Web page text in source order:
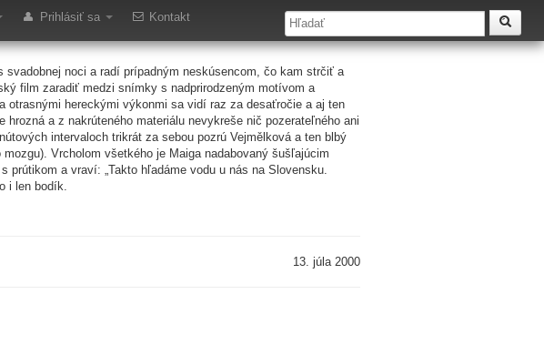
Prihlásiť sa Kontakt
noci a radí prípadným neskúsencom, čo kam strčiť a
film zaradiť medzi snímky s nadprirodzeným motívom a
hereckými výkonmi sa vidí raz za desaťročie a aj ten
a z nakrúteného materiálu nevykreše nič pozerateľného ani
intervaloch trikrát za sebou pozrú Vejmělková a ten blbý
Vrcholom všetkého je Maiga nadabovaný šušľajúcim
prútikom a vraví: „Takto hľadáme vodu u nás na Slovensku.
i len bodík.
13. júla 2000